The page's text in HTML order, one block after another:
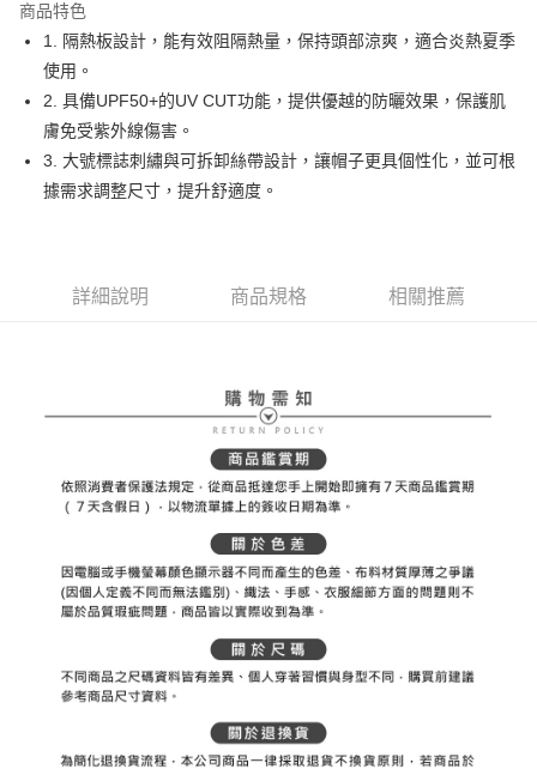
悠遊付
大哥付你分期
相關說明
【大哥付你分期使用說明】
1.本服務由台灣大哥大提供，台灣大哥大用戶可立即使用無須另外申請。
2.付款方式選擇「大哥付你分期」，訂單成立後會自動跳轉到大哥付的交易
流程，驗證手機門號後，選擇欲分期的期數、繳款截止日，確認付款後即完
法說明評估內容。
帳／街口支付／iPASS MONEY」等通路繳費。
1.本服務係由「台灣大哥大股份有限公司」（以下簡稱本公司）所提供，讓
用戶於交易時，得透過本服務購買商品或服務，並由商店將買賣／分期付款
買賣價金債權讓與本公司後，依約使用本公司帳單繳交帳款。
2.基於同意付款使用「大哥付你分期」之契約關係目的，商店將以您的個人
資料（包含姓名、電話或地址）提供予台灣大哥大進項蒐集、處理及利用，
由本公司與您本人進行分期帳單所需資料之確認、核對及更正。
3.完整用戶服務條款，請詳閱以下連結：https://oppay.tw/userRule
AFTEE先享後付
相關說明
【關於「AFTEE先享後付」】
２．便利：只要手機號碼，簡訊認證，即可結帳。
３．安心：先確認商品／服務後，再付款。
結帳頁面，進行簡訊認證並確認金額後，即可完成結帳。
２．訂單成立數日內，您將收到繳費通知簡訊。
３．收到繳費通知簡訊後14天內，點擊此簡訊中的連結，可透過四大超商／
ATM／網路銀行／等多元方式進行付款，方視為交易完成。
※ 請注意：結帳手續完成當下不需立刻繳費，但若您需要取消訂單，請聯絡
購買商品的店家。未經商家同意取消之訂單仍視為有效，需透過AFTEE先享
後付繳納相關費用。
※ 交易是否成功請以「AFTEE先享後付 」之結帳頁面顯示為準，若有關於
是否繳費成功／繳費後需取消欲退款等相關疑問，請聯繫「AFTEE先享後付
客戶支援中心」https://netprotections.freshdesk.com/support/home
１．透過由恩沛科技股份有限公司提供之「AFTEE先享後付」服務完成之交
易，需依本服務之必要範圍內提供個人資料，並將交易相關給付款項請求債
權轉讓予恩沛科技股份有限公司。
https://aftee.tw/terms/#terms3
３．未成年的使用者請事先徵得法定代理人或監護人之同意方可使用
免運費
免運費
免運費
7-11取貨付款
付款後7-11取貨
商品特色
1. 隔熱板設計，能有效阻隔熱量，保持頭部涼爽，適合炎熱夏季
使用。
2. 具備UPF50+的UV CUT功能，提供優越的防曬效果，保護肌
膚免受紫外線傷害。
3. 大號標誌刺繡與可拆卸絲帶設計，讓帽子更具個性化，並可根
據需求調整尺寸，提升舒適度。
詳細說明 商品規格 相關推薦